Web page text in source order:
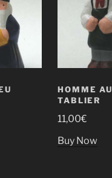
HOMME AU
TABLIER
11,00€
Buy Now